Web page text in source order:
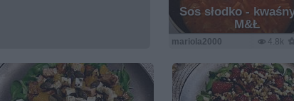
Sos słodko -
M&Ł
4.8k
mariola2000